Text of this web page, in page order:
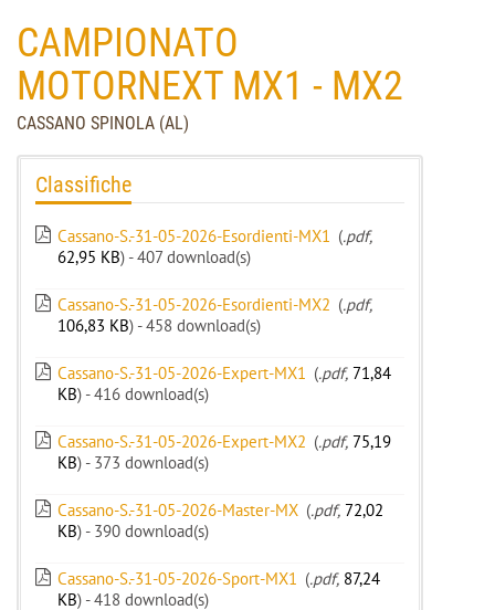
CAMPIONATO
MOTORNEXT MX1 - MX2
CASSANO SPINOLA (AL)
Classifiche
Cassano-S.-31-05-2026-Esordienti-MX1 (.pdf,
62,95 KB) - 407 download(s)
Cassano-S.-31-05-2026-Esordienti-MX2 (.pdf,
106,83 KB) - 458 download(s)
Cassano-S.-31-05-2026-Expert-MX1 (.pdf, 71,84
KB) - 416 download(s)
Cassano-S.-31-05-2026-Expert-MX2 (.pdf, 75,19
KB) - 373 download(s)
Cassano-S.-31-05-2026-Master-MX (.pdf, 72,02
KB) - 390 download(s)
Cassano-S.-31-05-2026-Sport-MX1 (.pdf, 87,24
KB) - 418 download(s)